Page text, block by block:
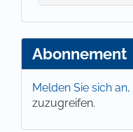
Abonnement
Melden Sie sich an,
zuzugreifen.